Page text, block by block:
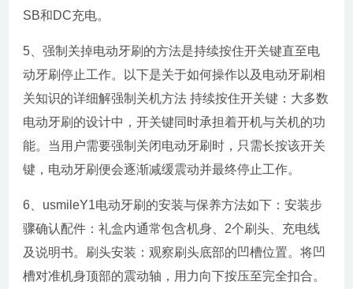
SB和DC充电。
5、强制关掉电动牙刷的方法是持续按住开关键直至电
动牙刷停止工作。以下是关于如何操作以及电动牙刷相
关知识的详细解强制关机方法 持续按住开关键：大多数
电动牙刷的设计中，开关键同时承担着开机与关机的功
能。当用户需要强制关闭电动牙刷时，只需长按该开关
键，电动牙刷便会逐渐减缓震动并最终停止工作。
6、usmileY1电动牙刷的安装与保养方法如下：安装步
骤确认配件：礼盒内通常包含机身、2个刷头、充电线
及说明书。刷头安装：观察刷头底部的凹槽位置。将凹
槽对准机身顶部的震动轴，用力向下按压至完全扣合。